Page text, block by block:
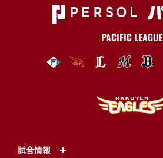
PACIFIC LEAGUE
試合情報